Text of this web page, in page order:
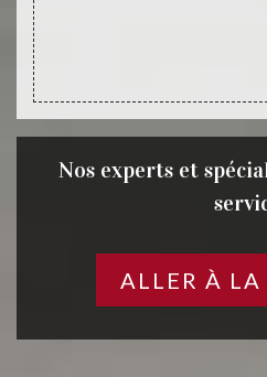
Nos experts et
ALLER À LA